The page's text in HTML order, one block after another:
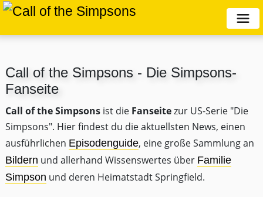
Call of the Simpsons - Die Simpsons-
Fanseite
Call of the Simpsons ist die Fanseitezur US-Serie "Die
Simpsons". Hier findest du die aktuellsten News, einen
ausführlichen Episodenguide, eine große Sammlung an
Bildern und allerhand Wissenswertes über Familie
Simpson und deren Heimatstadt Springfield.